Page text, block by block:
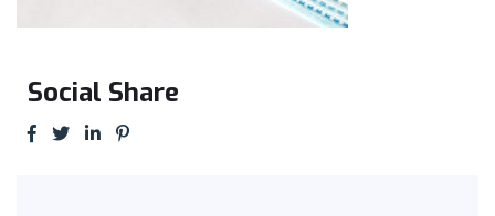
Social Share